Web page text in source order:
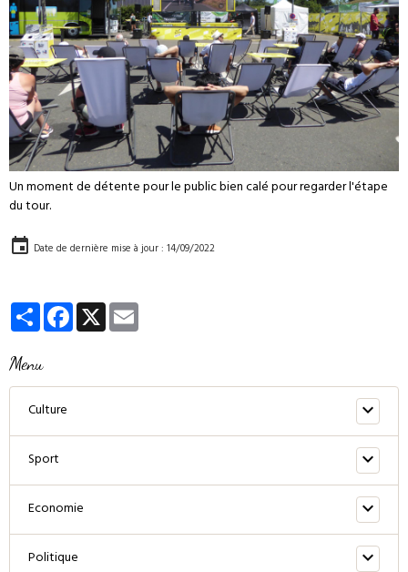
Un moment de détente pour le public bien calé pour regarder l'étape
du tour.
Date de dernière mise à jour : 14/09/2022
PartagerFacebook
X
Menu
Culture
Sport
Economie
Politique